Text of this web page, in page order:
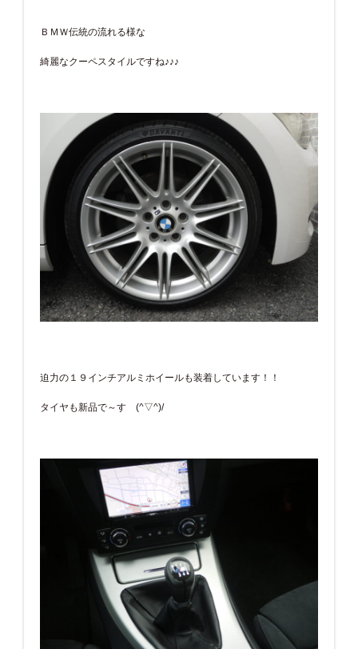
ＢＭＷ伝統の流れる様な
綺麗なクーペスタイルですね♪♪♪
迫力の１９インチアルミホイールも装着しています！！
タイヤも新品で～す (^▽^)/